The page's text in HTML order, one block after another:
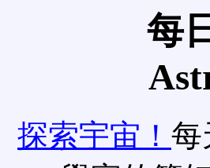
每
探索宇宙！ 每